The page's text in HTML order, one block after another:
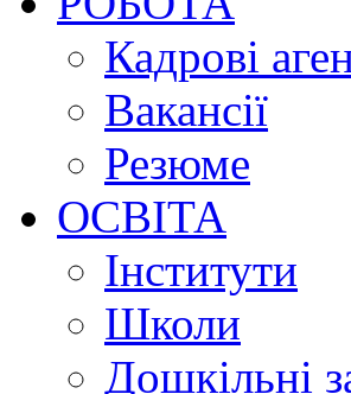
Кадрові
Вакансії
Резюме
ОСВІТА
Інститути
Школи
Дошкільні